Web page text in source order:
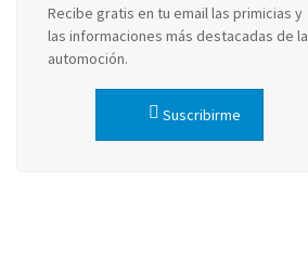
Recibe gratis en tu email las primicias y
las informaciones más destacadas de la
automoción.
Suscribirme